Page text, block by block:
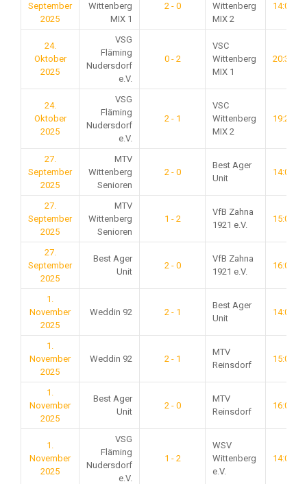
September
2025
Wittenberg
MIX 1
2 - 0
Wittenberg
MIX 2
14:00
24.
Oktober
2025
VSG
Fläming
Nudersdorf
e.V.
0 - 2
VSC
Wittenberg
MIX 1
20:30
24.
Oktober
2025
VSG
Fläming
Nudersdorf
e.V.
2 - 1
VSC
Wittenberg
MIX 2
19:20
27.
September
2025
MTV
Wittenberg
Senioren
2 - 0
Best Ager
Unit
14:00
27.
September
2025
MTV
Wittenberg
Senioren
1 - 2
VfB Zahna
1921 e.V.
15:00
27.
September
2025
Best Ager
Unit
2 - 0
VfB Zahna
1921 e.V.
16:00
1.
November
2025
Weddin 92 2 - 1
Best Ager
Unit
14:00
1.
November
2025
Weddin 92 2 - 1
MTV
Reinsdorf
15:00
1.
November
2025
Best Ager
Unit
2 - 0
MTV
Reinsdorf
16:00
1.
November
2025
VSG
Fläming
Nudersdorf
e.V.
1 - 2
WSV
Wittenberg
e.V.
14:00